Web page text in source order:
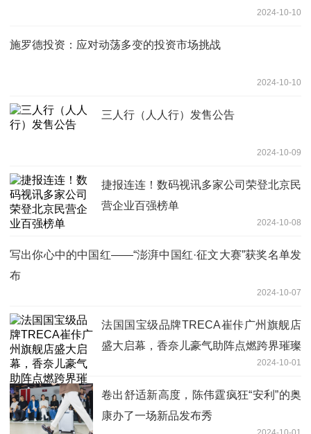
2024-10-10
施罗德投资：应对动荡多变的投资市场挑战
2024-10-10
三人行（人人行）发售公告
2024-10-09
捷报连连！数码视讯多家公司荣登北京民
营企业百强榜单
2024-10-08
写出你心中的中国红——“澎湃中国红·征文大赛”获奖名单发
布
2024-10-07
法国国宝级品牌TRECA崔佧广州旗舰店
盛大启幕，香奈儿豪气助阵点燃跨界璀璨
2024-10-01
卷出舒适新高度，陈伟霆疯狂“安利”的奥
康办了一场新品发布秀